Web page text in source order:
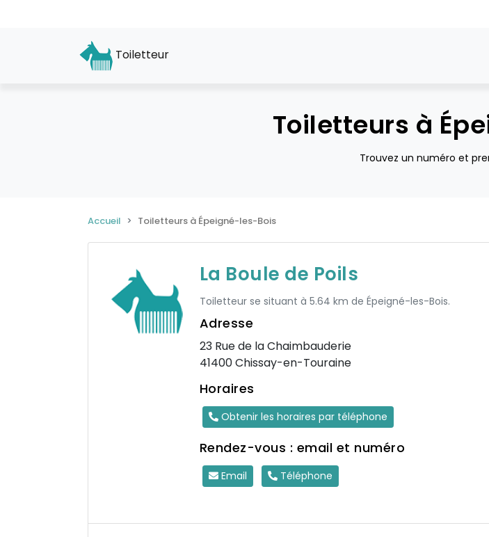
Toiletteur
Toiletteurs à
Trouvez un numéro et
Accueil Toiletteurs à Épeigné-les-Bois
La Boule de Poils
Toiletteur se situant à 5.64 km de Épeigné-les-Bois.
Adresse
23 Rue de la Chaimbauderie
41400 Chissay-en-Touraine
Horaires
Obtenir les horaires par téléphone
Rendez-vous : email et numéro
Email Téléphone